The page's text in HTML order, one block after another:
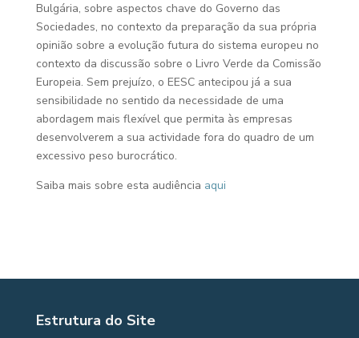
Bulgária, sobre aspectos chave do Governo das
Sociedades, no contexto da preparação da sua própria
opinião sobre a evolução futura do sistema europeu no
contexto da discussão sobre o Livro Verde da Comissão
Europeia. Sem prejuízo, o EESC antecipou já a sua
sensibilidade no sentido da necessidade de uma
abordagem mais flexível que permita às empresas
desenvolverem a sua actividade fora do quadro de um
excessivo peso burocrático.
Saiba mais sobre esta audiência aqui
Estrutura do Site